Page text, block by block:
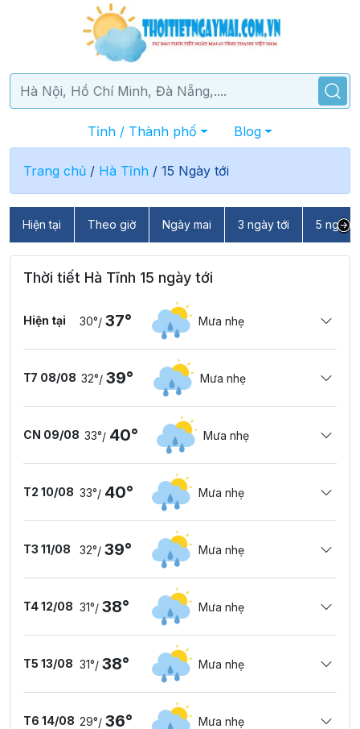
Tỉnh / Thành phố Blog
Trang chủ / Hà Tĩnh / 15 Ngày tới
Hiện tại Theo giờ Ngày mai 3 ngày tới 5 ngày
Thời tiết Hà Tĩnh 15 ngày tới
Hiện tại 30°/ 37° Mưa nhẹ
T7 08/08 32°/ 39° Mưa nhẹ
CN 09/08 33°/ 40° Mưa nhẹ
T2 10/08 33°/ 40° Mưa nhẹ
T3 11/08 32°/ 39° Mưa nhẹ
T4 12/08 31°/ 38° Mưa nhẹ
T5 13/08 31°/ 38° Mưa nhẹ
T6 14/08 29°/ 36° Mưa nhẹ